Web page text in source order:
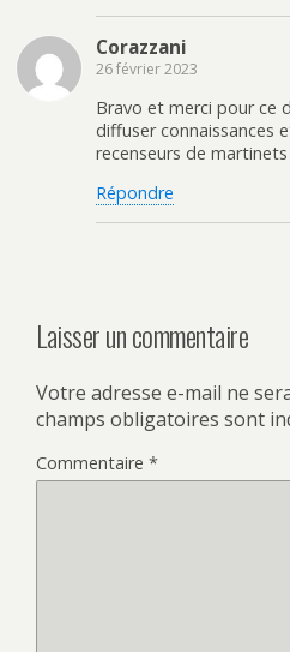
Corazzani
26 février 2023
Bravo et merci pour ce
diffuser connaissances
recenseurs de
Répondre
Laisser un commentaire
Votre adresse e-mail ne
champs obligatoires sont
Commentaire *